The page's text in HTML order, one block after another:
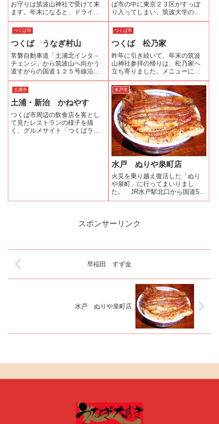
お守りは筑波山神社で受けて来
ます。年末になると、ドライブ
がてら筑波山へ行き、帰りに美
味しいもの食べて帰るのが恒例
です。今年は、久しぶりに筑波
大学近くの「松乃家」で鰻とし
ゃれ込みました。妻と一緒に行
くことが多いので...
ば市の中に東京２３区がすっぽ
り入ってしまい、筑波大学の面
積は何と東京ドーム53個分で
す。そんなつくばにぴったりの
うなぎ屋さんが「松乃家」で
す。駐車場は余裕で4，50台が停
められ広さ、店内も広く入口を
入り左手に...
つくば市
つくば うなぎ村山
常磐自動車道「土浦北インタ－
チェンジ」から筑波山へ向かう
道すがらの国道１２５号線沿い
に「うなぎ村山」はあります。
2006年7月に新築リニューアルオ
ープンをしたそうです。暖簾の
かかった自動ドアを入って右側
が飲食スペース。道路側に6人掛
けのテー...
つくば市
つくば 松乃家
昨年に引き続いて、年末の筑波
山神社参拝の帰りは、松乃家へ
立ち寄りました。メニューに
は、蒲焼きしか載っていません
が、白焼きも出来るか？尋ねる
と出来るということなのでお願
いしました。出された白焼き
は、脂ののりの良い鰻でお酒の
つまみにはもってこい...
土浦市
土浦・新治 かねやす
つくば市周辺の飲食店を客とし
て見たレストランの様子を描
く、グルメサイト「つくばラン
水戸市
水戸 ぬりや泉町店
火災を乗り越え復活した「ぬり
や泉町」に行ってまいりまし
た。 JR水戸駅北口から国道50
号線を1.8Kmほど進んだ「泉
っ？ん～っ？以前の建物と瓜二
スポンサーリンク
早稲田 すず金
水戸 ぬりや泉町店